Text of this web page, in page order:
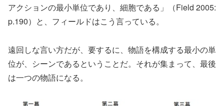
アクションの最小単位であり、細胞である」（Field 2005:
p.190）と、フィールドはこう言っている。
遠回しな言い方だが、要するに、物語を構成する最小の単
位が、シーンであるということだ。それが集まって、最後
は一つの物語になる。